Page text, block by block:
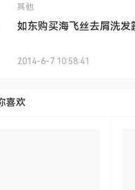
其他
如东购买海飞丝去屑洗
2014-6-7 10:58:41
喜欢